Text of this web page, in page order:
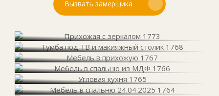
Вызвать замерщика